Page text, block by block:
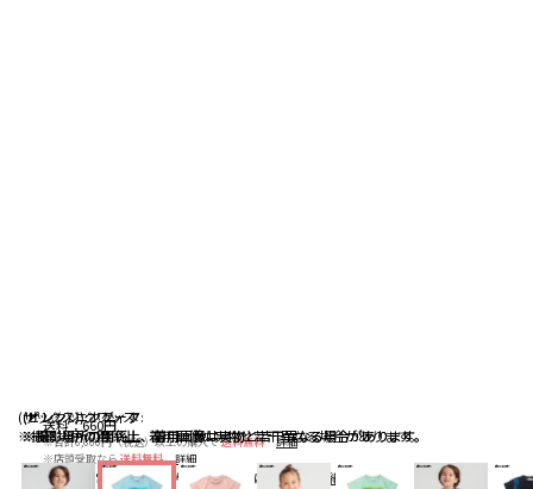
(サックス):クワッス
※撮影場所の関係上、着用画像は実物と若干異なる場合があります。
(ピンク):ニンフィア:
※撮影場所の関係上、着用画像は実物と若干異なる場合があります。
(オレンジ):ホゲータ
※撮影場所の関係上、着用画像は実物と若干異なる場合があります。
送料：660円
※合計6,600円（税込）以上の購入で送料無料
詳細
※店頭受取なら送料無料 詳細
配送： 通常、ご注文より1～5営業日にて出荷 詳細